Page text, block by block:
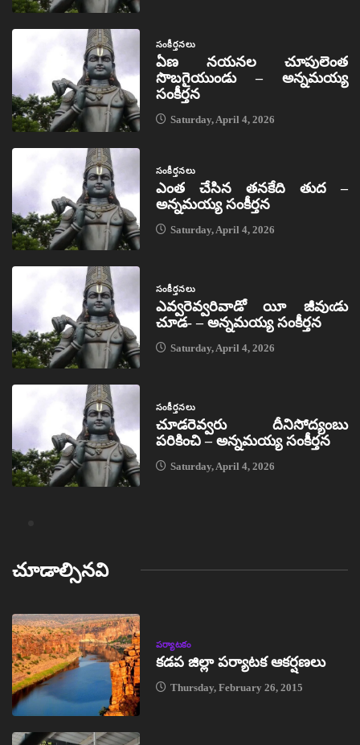
సంకీర్తనలు
ఏణ నయనల చూపులెంత
సొబగైయుండు – అన్నమయ్య
సంకీర్తన
Saturday, April 4, 2026
సంకీర్తనలు
ఎంత చేసిన తనకేది తుద –
అన్నమయ్య సంకీర్తన
Saturday, April 4, 2026
సంకీర్తనలు
ఎవ్వరెవ్వరివాడో యీ జీవుఁడు
చూడ- – అన్నమయ్య సంకీర్తన
Saturday, April 4, 2026
సంకీర్తనలు
చూడరెవ్వరు దీనిసోద్యంబు
పరికించి – అన్నమయ్య సంకీర్తన
Saturday, April 4, 2026
చూడాల్సినవి
పర్యాటకం
కడప జిల్లా పర్యాటక ఆకర్షణలు
Thursday, February 26, 2015